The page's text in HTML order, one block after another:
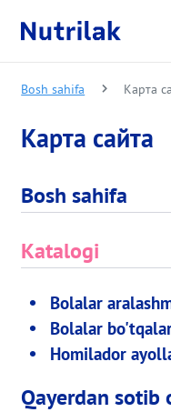
Bosh sahifa Карта
Карта сайта
Bosh sahifa
Katalogi
Bolalar
Bolalar
Homilador
Qayerdan sotib